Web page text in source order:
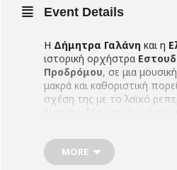
Event Details
Η Δήμητρα Γαλάνη και η
ιστορική ορχήστρα
Προδρόμου, σε μια
μακρά και καθοριστική
σχέση της με το λαϊκό
επιλογές. Δίπλα τους και ο
σφραγίδα με τρόπο
MORE